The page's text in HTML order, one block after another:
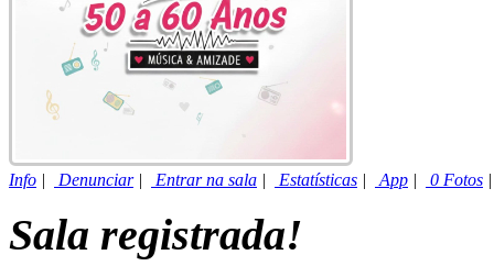
Info | Denunciar| Entrar na sala | Estatísticas | App | 0 Fotos
Sala registrada!